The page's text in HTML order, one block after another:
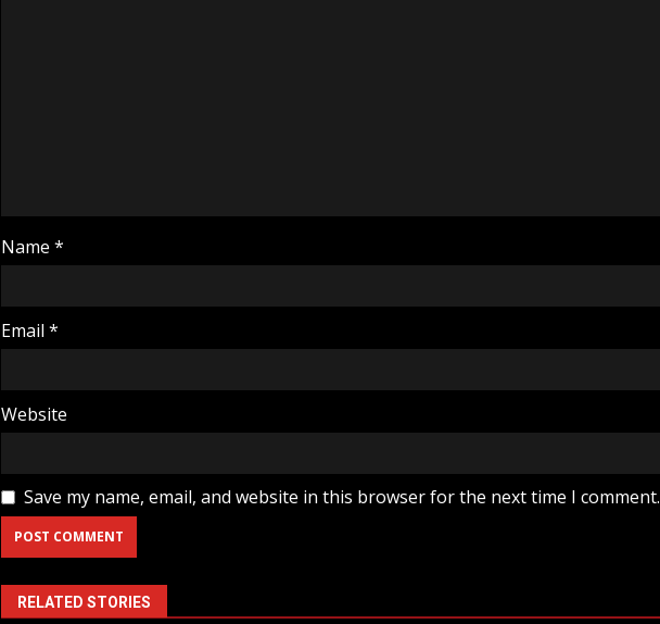
Name *
Email *
Website
Save my name, email, and website in this browser for the next time I comment.
RELATED STORIES